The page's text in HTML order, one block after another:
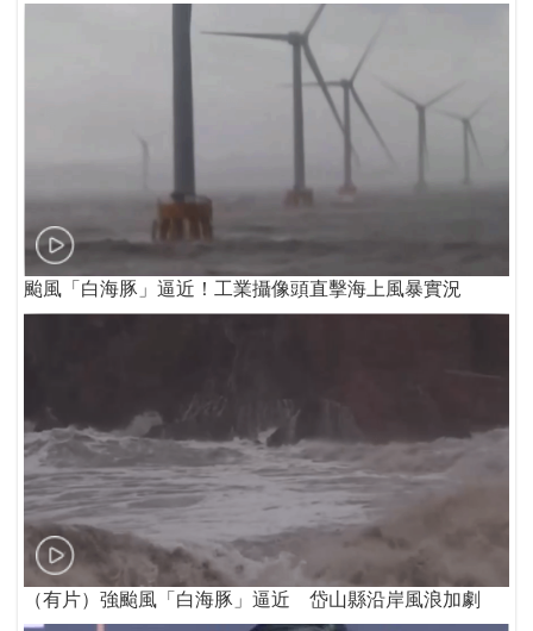
颱風「白海豚」逼近！工業攝像頭直擊海上風暴實況
（有片）強颱風「白海豚」逼近 岱山縣沿岸風浪加劇